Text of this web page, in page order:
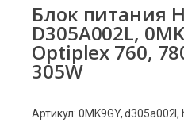
Блок питания
D305A002L,
Optiplex 760,
305W
Артикул: 0MK9GY, d305a002l,